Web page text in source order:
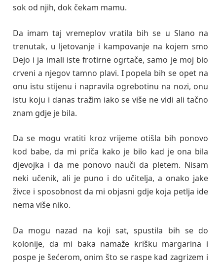
sok od njih, dok čekam mamu.
Da imam taj vremeplov vratila bih se u Slano na
trenutak, u ljetovanje i kampovanje na kojem smo
Dejo i ja imali iste frotirne ogrtače, samo je moj bio
crveni a njegov tamno plavi. I popela bih se opet na
onu istu stijenu i napravila ogrebotinu na nozi, onu
istu koju i danas tražim iako se više ne vidi ali tačno
znam gdje je bila.
Da se mogu vratiti kroz vrijeme otišla bih ponovo
kod babe, da mi priča kako je bilo kad je ona bila
djevojka i da me ponovo nauči da pletem. Nisam
neki učenik, ali je puno i do učitelja, a onako jake
živce i sposobnost da mi objasni gdje koja petlja ide
nema više niko.
Da mogu nazad na koji sat, spustila bih se do
kolonije, da mi baka namaže krišku margarina i
pospe je šećerom, onim što se raspe kad zagrizem i